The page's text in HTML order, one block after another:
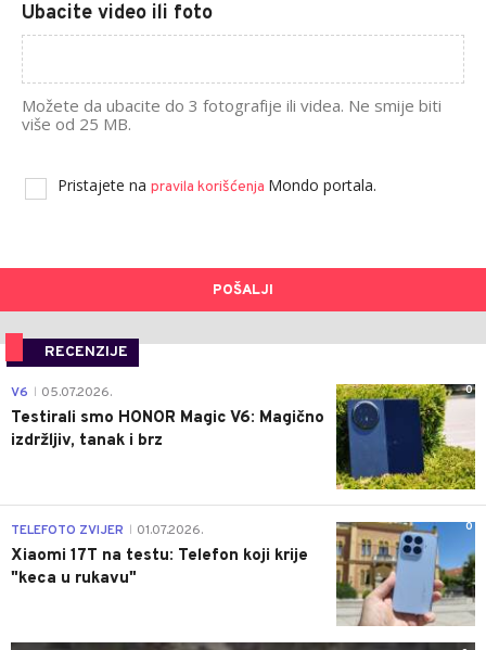
Ubacite video ili foto
Možete da ubacite do 3 fotografije ili videa. Ne smije biti
više od 25 MB.
Pristajete na pravila korišćenja Mondo portala.
POŠALJI
RECENZIJE
0
V6 05.07.2026.
Testirali smo HONOR Magic V6: Magično
izdržljiv, tanak i brz
0
TELEFOTO ZVIJER 01.07.2026.
Xiaomi 17T na testu: Telefon koji krije
"keca u rukavu"